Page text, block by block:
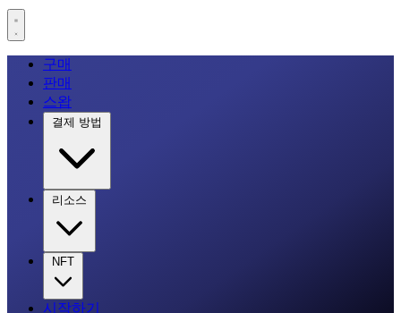
구매
판매
스왑
결제 방법
리소스
NFT
시작하기